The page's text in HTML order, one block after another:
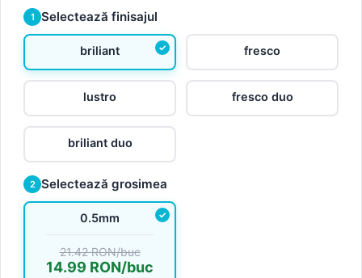
1 Selectează finisajul
briliant fresco
lustro fresco duo
briliant duo
2 Selectează grosimea
0.5mm
21.42 RON/buc
14.99 RON/buc